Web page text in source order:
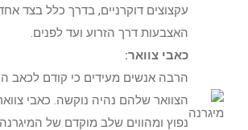
עקצוצים דוקרניים, בדרך כלל בצד
האצבעות דרך הזרוע ועד לפנים.
כאבי צוואר:
הרבה אנשים מעידים כי קודם לכאב
הצוואר שלהם נהיה נוקשה. כאבי
נפוץ ומהווים שלב מוקדם של